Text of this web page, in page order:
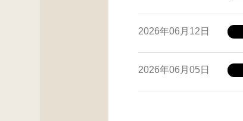
2026年06月12日
2026年06月05日